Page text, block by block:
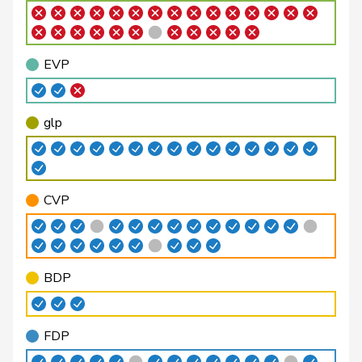
Suter
Gabriela SP S
AG
Wermuth
Cédric SP S
AG
Rechsteiner
Thomas CVP M-E
AI
Aebi
Andreas SVP V
Aebischer
Matthias SP S
BE
Badertscher
Christine GRÜNE G
BE
Baumann
Kilian GRÜNE G
BE
Bertschy
Kathrin glp GL
BE
EVP
glp
CVP
BDP
FDP